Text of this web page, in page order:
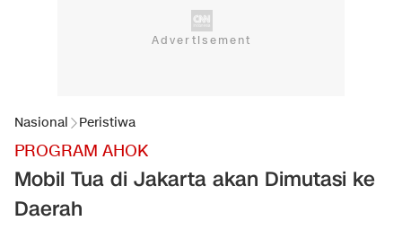
Nasional Peristiwa
PROGRAM AHOK
Mobil Tua di Jakarta akan Dimutasi ke
Daerah